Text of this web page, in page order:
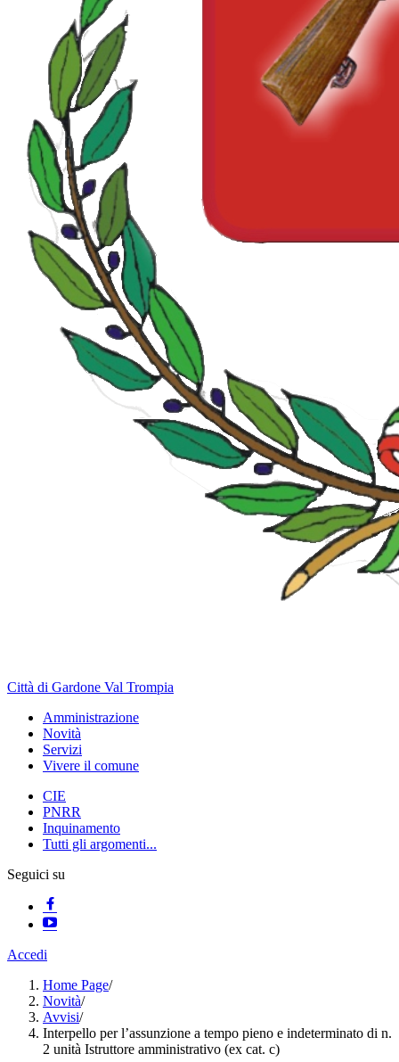
Città di Gardone Val Trompia
Amministrazione
Novità
Servizi
Vivere il comune
CIE
PNRR
Inquinamento
Tutti gli argomenti...
Seguici su
Accedi
Home Page/
Novità/
Avvisi/
Interpello per l’assunzione a tempo pieno e indeterminato di n.
2 unità Istruttore amministrativo (ex cat. c)